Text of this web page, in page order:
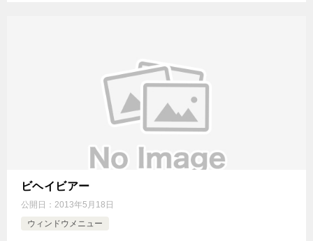
ビヘイビアー
公開日： 2013年5月18日
ウィンドウメニュー